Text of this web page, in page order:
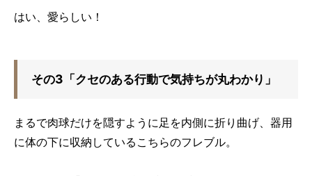
はい、愛らしい！
その3「クセのある行動で気持ちが丸わかり」
まるで肉球だけを隠すように足を内側に折り曲げ、器用
に体の下に収納しているこちらのフレブル。